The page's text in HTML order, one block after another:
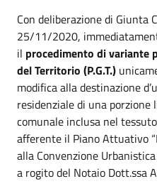
Con deliberazione di Giunta
25/11/2020,
il procedimento di variante
del Territorio (P.G.T.)
modifica alla destinazione
residenziale di una
comunale inclusa nel
afferente il Piano Attuativo
alla Convenzione
a rogito del Notaio Dott.ssa